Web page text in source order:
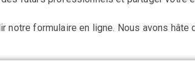
notre formulaire en ligne. Nous avons